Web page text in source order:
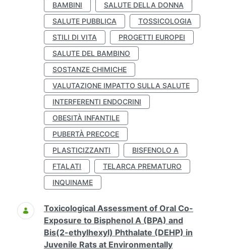
BAMBINI
SALUTE DELLA DONNA
SALUTE PUBBLICA
TOSSICOLOGIA
STILI DI VITA
PROGETTI EUROPEI
SALUTE DEL BAMBINO
SOSTANZE CHIMICHE
VALUTAZIONE IMPATTO SULLA SALUTE
INTERFERENTI ENDOCRINI
OBESITÀ INFANTILE
PUBERTÀ PRECOCE
PLASTICIZZANTI
BISFENOLO A
FTALATI
TELARCA PREMATURO
INQUINAME
Toxicological Assessment of Oral Co-
Exposure to Bisphenol A (BPA) and
Bis(2-ethylhexyl) Phthalate (DEHP) in
Juvenile Rats at Environmentally